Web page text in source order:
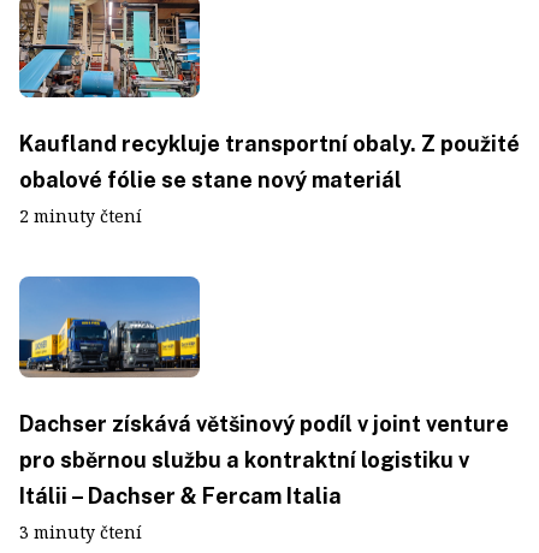
Kaufland recykluje transportní obaly. Z použité
obalové fólie se stane nový materiál
2 minuty čtení
Dachser získává většinový podíl v joint venture
pro sběrnou službu a kontraktní logistiku v
Itálii – Dachser & Fercam Italia
3 minuty čtení